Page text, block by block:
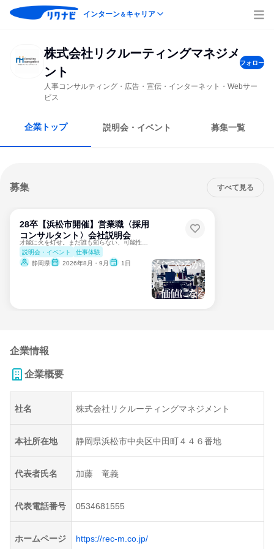
インターン＆キャリア
株式会社リクルーティングマネジメ
ント
フォロー
人事コンサルティング・広告・宣伝・インターネット・Webサー
ビス
企業トップ 説明会・イベント 募集一覧
募集 すべて見る
28卒【浜松市開催】営業職〈採用
コンサルタント〉会社説明会
説明会・イベント
仕事体験
静岡県
2026年8月・9月 1日
企業情報
企業概要
社名 株式会社リクルーティングマネジメント
本社所在地 静岡県浜松市中央区中田町４４６番地
代表者氏名 加藤 竜義
代表電話番号 0534681555
ホームページ https://rec-m.co.jp/